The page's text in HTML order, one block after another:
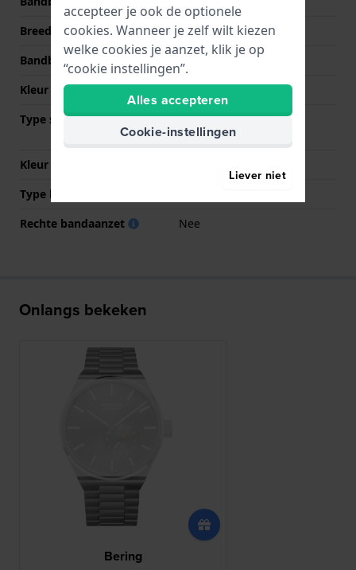
Breedte bandaanzet
10 mm
Bandbreedte bij sluiting
20 mm
Kleur Band
Grijs
Type sluiting
Vouwsluiting met
drukknoppen
Kleur sluiting
Type bevestiging
Rechte bandaanzet
Nee
Onlangs bekeken
Bering
accepteer je ook de optionele
cookies. Wanneer je zelf wilt kiezen
welke cookies je aanzet, klik je op
“cookie instellingen”.
Alles accepteren
Cookie-instellingen
Liever niet